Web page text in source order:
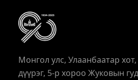
Монгол улс, Улаанбаатар
дүүрэг, 5-р хороо Жуковын